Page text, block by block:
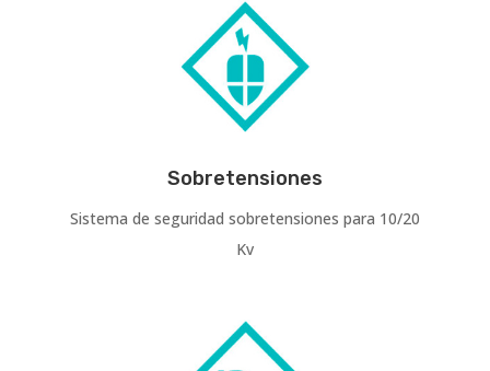
Sobretensiones
Sistema de seguridad sobretensiones para 10/20
Kv